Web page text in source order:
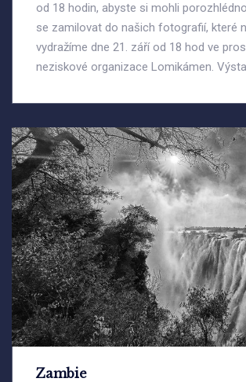
od 18 hodin, abyste si mohli
se zamilovat do našich fotografií, které
vydražíme dne 21. září od 18 hod ve
neziskové organizace Lomikámen.
Zambie